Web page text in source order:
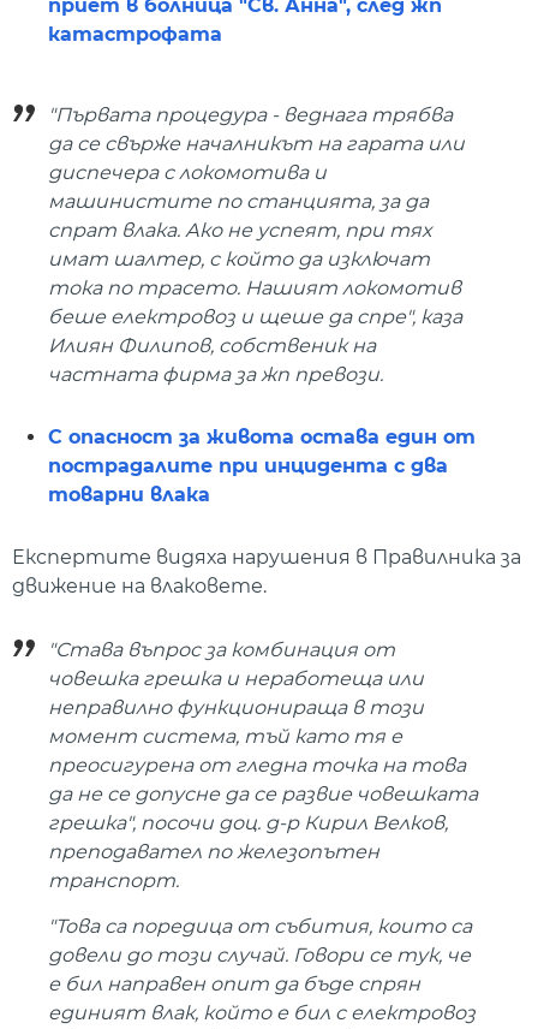
приет в болница "Св. Анна", след жп
катастрофата
"Първата процедура - веднага трябва
да се свърже началникът на гарата или
диспечера с локомотива и
машинистите по станцията, за да
спрат влака. Ако не успеят, при тях
имат шалтер, с който да изключат
тока по трасето. Нашият локомотив
беше електровоз и щеше да спре", каза
Илиян Филипов, собственик на
частната фирма за жп превози.
С опасност за живота остава един от
пострадалите при инцидента с два
товарни влака
Експертите видяха нарушения в Правилника за
движение на влаковете.
"Става въпрос за комбинация от
човешка грешка и неработеща или
неправилно функционираща в този
момент система, тъй като тя е
преосигурена от гледна точка на това
да не се допусне да се развие човешката
грешка", посочи доц. д-р Кирил Велков,
преподавател по железопътен
транспорт.
"Това са поредица от събития, които са
довели до този случай. Говори се тук, че
е бил направен опит да бъде спрян
единият влак, който е бил с електровоз